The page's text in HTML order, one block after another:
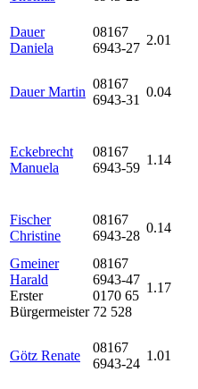
Dauer
Daniela
08167
6943-27
2.01
Dauer Martin
08167
6943-31
0.04
Eckebrecht
Manuela
08167
6943-59
1.14
Fischer
Christine
08167
6943-28
0.14
Gmeiner
Harald
Erster
Bürgermeister
08167
6943-47
0170 65
72 528
1.17
Götz Renate
08167
6943-24
1.01